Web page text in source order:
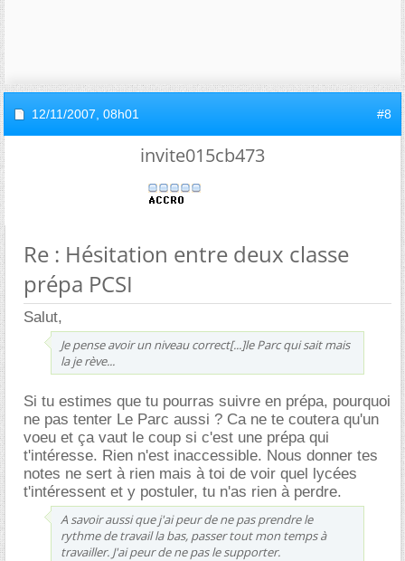
12/11/2007, 08h01 #8
invite015cb473
Re : Hésitation entre deux classe
prépa PCSI
Salut,
Je pense avoir un niveau correct[...]le Parc qui sait mais
la je rève...
Si tu estimes que tu pourras suivre en prépa, pourquoi
ne pas tenter Le Parc aussi ? Ca ne te coutera qu'un
voeu et ça vaut le coup si c'est une prépa qui
t'intéresse. Rien n'est inaccessible. Nous donner tes
notes ne sert à rien mais à toi de voir quel lycées
t'intéressent et y postuler, tu n'as rien à perdre.
A savoir aussi que j'ai peur de ne pas prendre le
rythme de travail la bas, passer tout mon temps à
travailler. J'ai peur de ne pas le supporter.